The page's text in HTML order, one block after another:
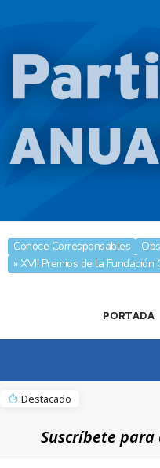
Conoce Corresponsables
» XVII Premios de la
PORTADA
Destacado
Suscríbete